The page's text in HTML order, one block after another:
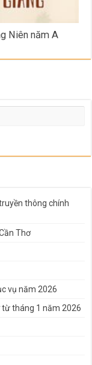
Niên năm A
thông chính
Thơ
vụ năm 2026
từ tháng 1 năm 2026